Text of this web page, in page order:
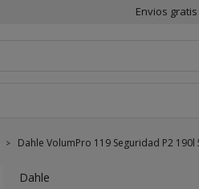
Envios
Dahle VolumPro 119 Seguridad P2 190l
Dahle